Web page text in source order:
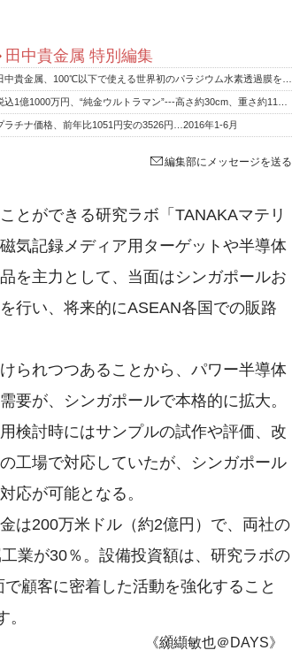
田中貴金属 特別編集
ラチナ価格、前年比1051円安の3526円…2016年1-6月
編集部にメッセージを送る
とができる研究ラボ「TANAKAマテリ
気記録メディア用ターゲットや半導体
を主力として、当面はシンガポールお
行い、将来的にASEAN各国での販路
られつつあることから、パワー半導体
要が、シンガポールで本格的に拡大。
検討時にはサンプルの試作や評価、改
工場で対応していたが、シンガポール
応が可能となる。
は200万米ドル（約2億円）で、両社の
業が30％。設備投資額は、研究ラボの
顧客に密着した活動を強化すること
《纐纈敏也＠DAYS》